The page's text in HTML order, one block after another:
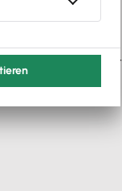
in wenigen